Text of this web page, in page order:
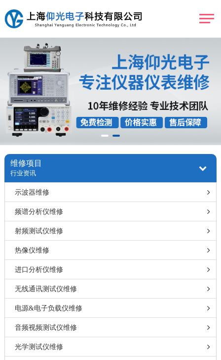
维修项目
行业资讯
示波器维修
频谱分析仪维修
射频测试仪维修
热像仪维修
进口分析仪维修
无线通讯测试仪维修
电源&电子负载仪维修
音频视频测试仪维修
光学测试仪维修